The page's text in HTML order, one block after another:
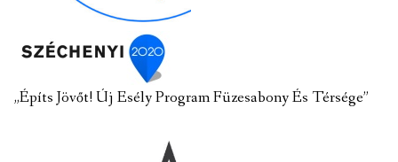
„Építs Jövőt! Új Esély Program Füzesabony És Térsége”